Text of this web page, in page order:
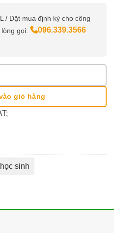
/ Đặt mua định kỳ cho công
gọi:
096.339.3566
Dòng Kẻ số lượng
giỏ hàng
sinh